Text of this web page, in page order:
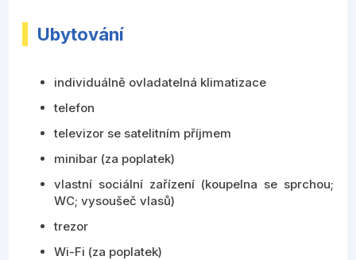
Ubytování
individuálně ovladatelná klimatizace
telefon
televizor se satelitním příjmem
minibar (za poplatek)
vlastní sociální zařízení (koupelna se sprchou;
WC; vysoušeč vlasů)
trezor
Wi-Fi (za poplatek)